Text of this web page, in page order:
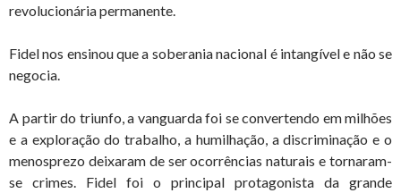
revolucionária permanente.
Fidel nos ensinou que a soberania nacional é intangível e não se
negocia.
A partir do triunfo, a vanguarda foi se convertendo em milhões
e a exploração do trabalho, a humilhação, a discriminação e o
menosprezo deixaram de ser ocorrências naturais e tornaram-
se crimes. Fidel foi o principal protagonista da grande